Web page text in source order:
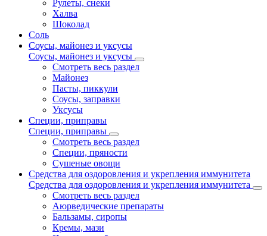
Рулеты, снеки
Халва
Шоколад
Соль
Соусы, майонез и уксусы
Соусы, майонез и уксусы
Смотреть весь раздел
Майонез
Пасты, пиккули
Соусы, заправки
Уксусы
Специи, приправы
Специи, приправы
Смотреть весь раздел
Специи, пряности
Сушеные овощи
Средства для оздоровления и укрепления иммунитета
Средства для оздоровления и укрепления иммунитета
Смотреть весь раздел
Аюрведические препараты
Бальзамы, сиропы
Кремы, мази